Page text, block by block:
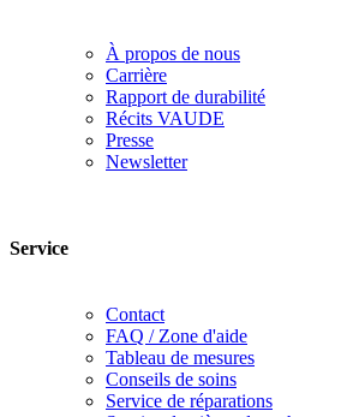
À propos de nous
Carrière
Rapport de durabilité
Récits VAUDE
Presse
Newsletter
Service
Contact
FAQ / Zone d'aide
Tableau de mesures
Conseils de soins
Service de réparations